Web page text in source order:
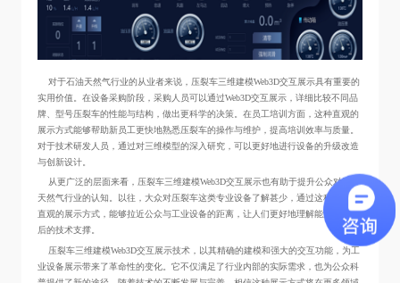
对于石油天然气行业的从业者来说，压裂车三维建模Web3D交互展示具有重要的
实用价值。在设备采购阶段，采购人员可以通过Web3D交互展示，详细比较不同品
牌、型号压裂车的性能与结构，做出更科学的决策。在员工培训方面，这种直观的
展示方式能够帮助新员工更快地熟悉压裂车的操作与维护，提高培训效率与质量。
对于技术研发人员，通过对三维模型的深入研究，可以更好地进行设备的升级改造
与创新设计。
从更广泛的层面来看，压裂车三维建模Web3D交互展示也有助于提升公众对石油
天然气行业的认知。以往，大众对压裂车这类专业设备了解甚少，通过这种生动、
直观的展示方式，能够拉近公众与工业设备的距离，让人们更好地理解能源开采背
后的技术支撑。
压裂车三维建模Web3D交互展示技术，以其精确的建模和强大的交互功能，为工
业设备展示带来了革命性的变化。它不仅满足了行业内部的实际需求，也为公众科